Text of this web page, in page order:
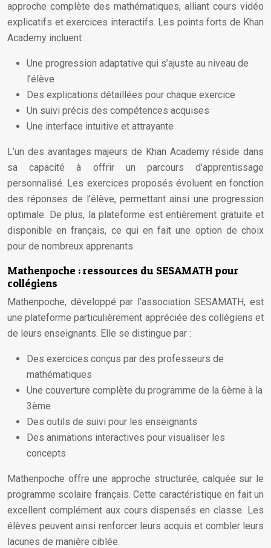
approche complète des mathématiques, alliant cours vidéo
explicatifs et exercices interactifs. Les points forts de Khan
Academy incluent :
Une progression adaptative qui s’ajuste au niveau de
l’élève
Des explications détaillées pour chaque exercice
Un suivi précis des compétences acquises
Une interface intuitive et attrayante
L’un des avantages majeurs de Khan Academy réside dans
sa capacité à offrir un parcours d’apprentissage
personnalisé. Les exercices proposés évoluent en fonction
des réponses de l’élève, permettant ainsi une progression
optimale. De plus, la plateforme est entièrement gratuite et
disponible en français, ce qui en fait une option de choix
pour de nombreux apprenants.
Mathenpoche : ressources du SESAMATH pour
collégiens
Mathenpoche, développé par l’association SESAMATH, est
une plateforme particulièrement appréciée des collégiens et
de leurs enseignants. Elle se distingue par :
Des exercices conçus par des professeurs de
mathématiques
Une couverture complète du programme de la 6ème à la
3ème
Des outils de suivi pour les enseignants
Des animations interactives pour visualiser les
concepts
Mathenpoche offre une approche structurée, calquée sur le
programme scolaire français. Cette caractéristique en fait un
excellent complément aux cours dispensés en classe. Les
élèves peuvent ainsi renforcer leurs acquis et combler leurs
lacunes de manière ciblée.